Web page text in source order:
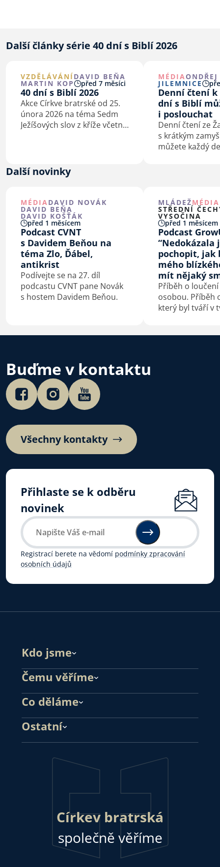
Další články série 40 dní s Biblí 2026
VZDĚLÁVÁNÍDAVID BEŇA
MARTIN KOP před 7 měsíci
40 dní s Biblí 2026
Akce Církve bratrské od 25.
února 2026 na téma Sedm
Ježíšových slov z kříže včetně
MÉDIA
JILEMNICE
Denní čtení k
dní s Biblí
i poslouchat
Denní čtení ze
s krátkým
můžete každý
Další novinky
MÉDIA DAVID NOVÁK
DAVID BEŇA
DAVID KOŠŤÁK
před 1 měsícem
Podcast CVNT
s Davidem Beňou na
téma Zlo, Ďábel,
antikrist
Podívejte se na 27. díl
podcastu CVNT pane Novák
s hostem Davidem Beňou.
MLÁDEŽMÉDIA
STŘEDNÍ
VYSOČINA
před 1 měsícem
Podcast
“Nedokázala
pochopit, jak
mého
mít nějaký
Příběh o
osobou. Příběh
který byl tváří v
Buďme v kontaktu
Všechny kontakty
Přihlaste se k odběru
novinek
Registrací berete na vědomí podmínky zpracování
osobních údajů
Kdo jsme
Čemu věříme
Co děláme
Ostatní
Církev bratrská
společně věříme